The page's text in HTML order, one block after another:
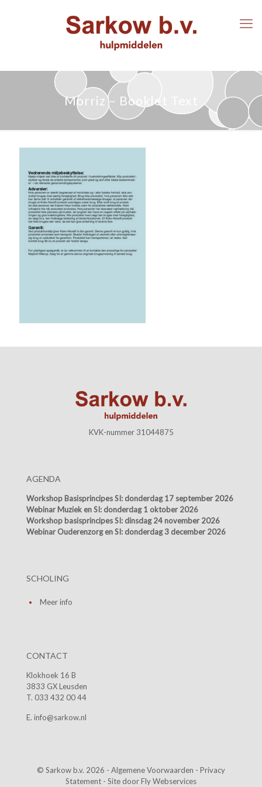
Morriz – Booklet Text
KVK-nummer 31044875
AGENDA
Workshop Basisprincipes SI: donderdag 17 september 2026
Webinar Muziek en SI: donderdag 1 oktober 2026
Workshop basisprincipes SI: dinsdag 24 november 2026
Webinar Ouderenzorg en SI: donderdag 3 december 2026
SCHOLING
Meer info
CONTACT
Klokhoek 16 B
3833 GX Leusden
T. 033 432 00 44
E. info@sarkow.nl
© Sarkow b.v. 2026 - Algemene Voorwaarden - Privacy
Statement - Site doorFly Webservices